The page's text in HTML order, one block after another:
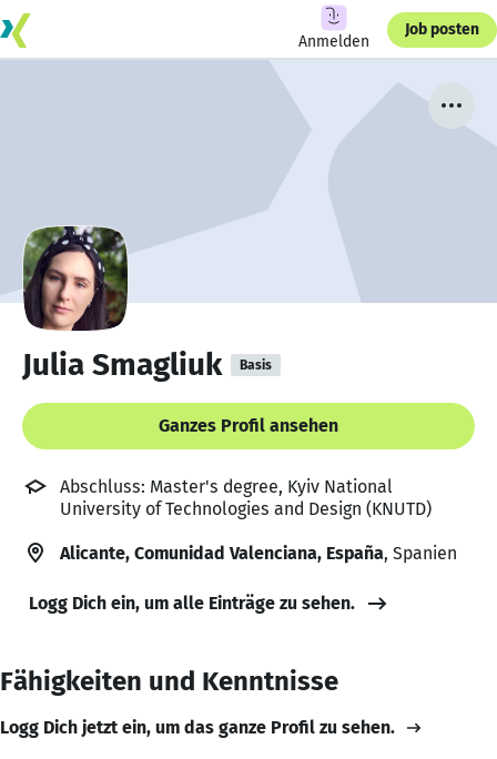
Anmelden
Job posten
Julia Smagliuk Basis
Ganzes Profil ansehen
Abschluss: Master's degree, Kyiv National
University of Technologies and Design (KNUTD)
Alicante, Comunidad Valenciana, España, Spanien
Logg Dich ein, um alle Einträge zu sehen.
Fähigkeiten und Kenntnisse
Logg Dich jetzt ein, um das ganze Profil zu sehen.